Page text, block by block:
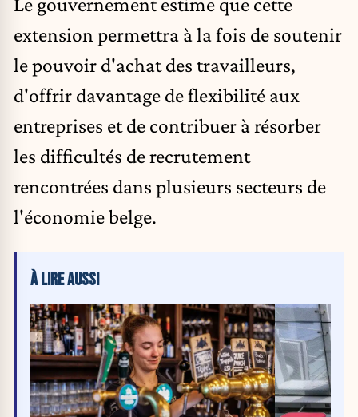
extension permettra à la fois de soutenir
le pouvoir d'achat des travailleurs,
d'offrir davantage de flexibilité aux
entreprises et de contribuer à résorber
les difficultés de recrutement
rencontrées dans plusieurs secteurs de
l'économie belge.
À LIRE AUSSI